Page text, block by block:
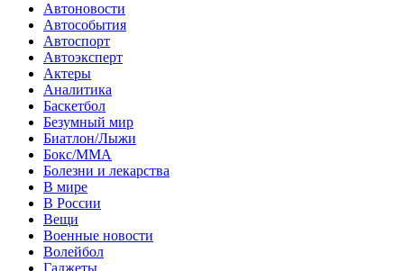
Автоновости
Автособытия
Автоспорт
Автоэксперт
Актеры
Аналитика
Баскетбол
Безумный мир
Биатлон/Лыжи
Бокс/MMA
Болезни и лекарства
В мире
В России
Вещи
Военные новости
Волейбол